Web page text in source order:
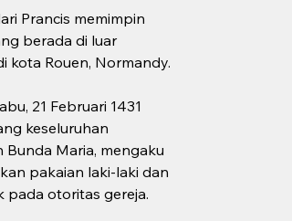
Prancis memimpin
berada di luar
kota Rouen, Normandy.
21 Februari 1431
keseluruhan
Maria, mengaku
pakaian laki-laki dan
pada otoritas gereja.